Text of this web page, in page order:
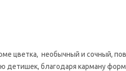
цветка, необычный и сочный,
благодаря карману